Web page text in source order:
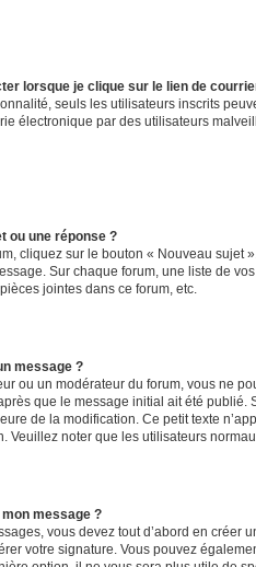
lorsque je clique sur le lien de
seuls les utilisateurs inscrits
électronique par des utilisateurs
ou une réponse ?
cliquez sur le bouton « Nouveau
Sur chaque forum, une liste de
jointes dans ce forum, etc.
message ?
ou un modérateur du forum, vous ne
que le message initial ait été
de la modification. Ce petit texte
Veuillez noter que les utilisateurs
message ?
vous devez tout d’abord en
votre signature. Vous pouvez